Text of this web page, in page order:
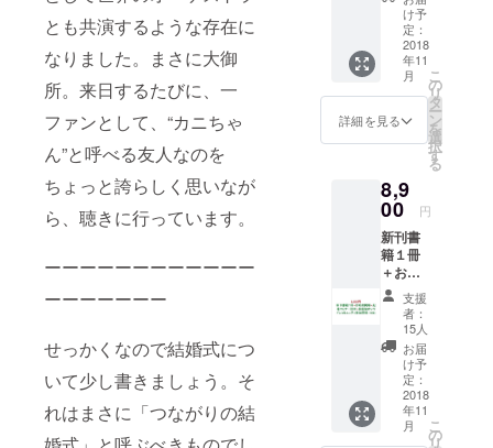
とも共演するような存在に
なりました。まさに大御
所。来日するたびに、一
ファンとして、“カニちゃ
ん”と呼べる友人なのを
ちょっと誇らしく思いなが
ら、聴きに行っています。
ーーーーーーーーーーーー
ーーーーーーー
せっかくなので結婚式につ
いて少し書きましょう。そ
れはまさに「つながりの結
るかは
お楽し
み。
クチー
料理』
１冊
（佐谷
恭著）
＋起業
塾オン
ライン
参加資
格（１
年間）
・書籍
の梱
包・送
料費200
円を含
け予
定：
2018
年11
月
詳細を見る
こ
の
リ
タ
ー
ン
を
選
択
す
る
8,9
00 円
新刊書
籍１冊
＋お名
前掲載
＋起業
セミ
ナー招
待＋起
業塾オ
ンライ
ンコ
ミュニ
支援
者：
15人
お届
け予
定：
2018
年11
月
こ
の
リ